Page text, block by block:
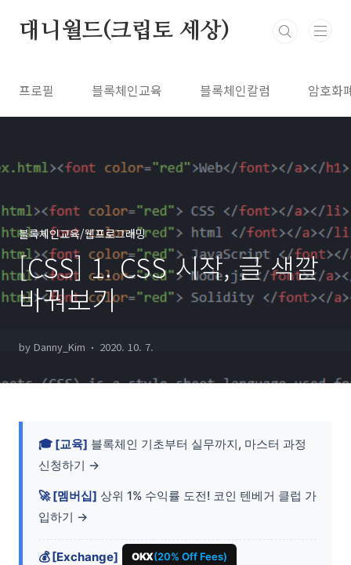
대니월드(크립토 세상)
프로필 블록체인교육 블록체인칼럼 암호화
블록체인교육/웹프로그래밍
[CSS] 1. CSS 시작, 글 색깔
바꿔보기
by Danny_Kim 2020. 10. 7.
🎓 [교육] 블록체인 기초부터 실무까지, 마스터 과정
신청하기 →
🚀 [멤버십] 상위 1% 수익률 도전! 코인 텐베거 클럽 가
입하기 →
💰 [Exchange] OKX(20% Off Fees)